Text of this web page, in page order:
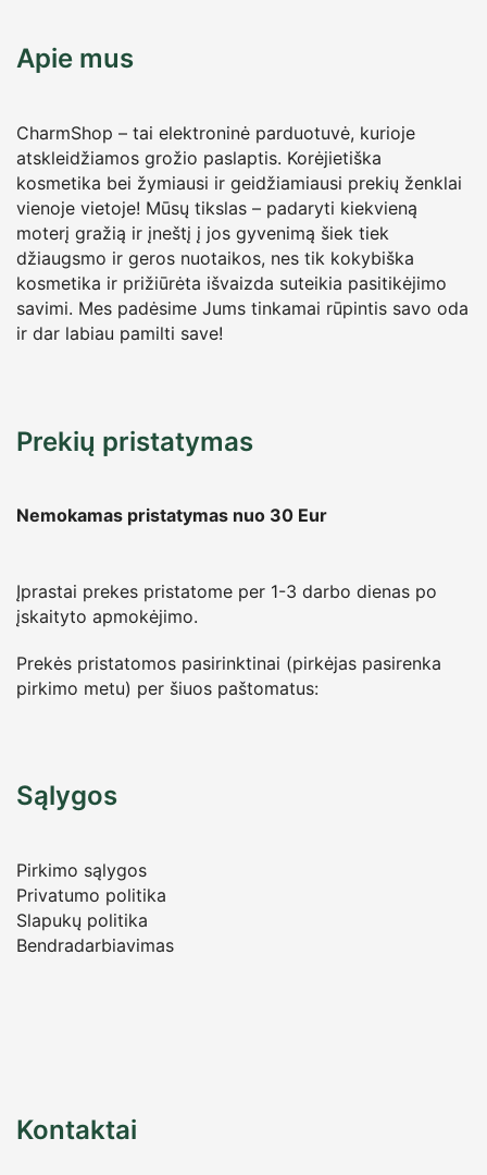
Apie mus
CharmShop – tai elektroninė parduotuvė, kurioje
atskleidžiamos grožio paslaptis. Korėjietiška
kosmetika bei žymiausi ir geidžiamiausi prekių ženklai
vienoje vietoje! Mūsų tikslas – padaryti kiekvieną
moterį gražią ir įneštį į jos gyvenimą šiek tiek
džiaugsmo ir geros nuotaikos, nes tik kokybiška
kosmetika ir prižiūrėta išvaizda suteikia pasitikėjimo
savimi. Mes padėsime Jums tinkamai rūpintis savo oda
ir dar labiau pamilti save!
Prekių pristatymas
Nemokamas pristatymas nuo 30 Eur
Įprastai prekes pristatome per 1-3 darbo dienas po
įskaityto apmokėjimo.
Prekės pristatomos pasirinktinai (pirkėjas pasirenka
pirkimo metu) per šiuos paštomatus:
Sąlygos
Pirkimo sąlygos
Privatumo politika
Slapukų politika
Bendradarbiavimas
Kontaktai